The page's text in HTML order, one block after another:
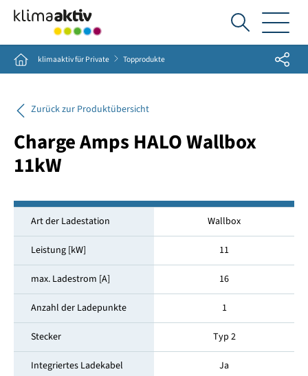
Ich
suche...
Home klimaaktiv für Private Topprodukte Share
Zurück zur Produktübersicht
Charge Amps HALO Wallbox
11kW
Art der Ladestation Wallbox
Leistung [kW] 11
max. Ladestrom [A] 16
Anzahl der Ladepunkte 1
Stecker Typ 2
Integriertes Ladekabel Ja